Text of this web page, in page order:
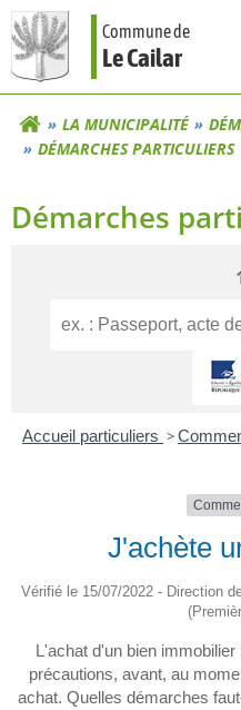
Aller
au
contenu
Commune de
Le Cailar
LA MUNICIPALITÉ
DÉMARCHES PARTICULIERS
Démarches
Accueil particuliers >
J'achète
Vérifié le 15/07/2022 - Direction
L'achat d'un bien
précautions, avant, au
achat. Quelles démarches